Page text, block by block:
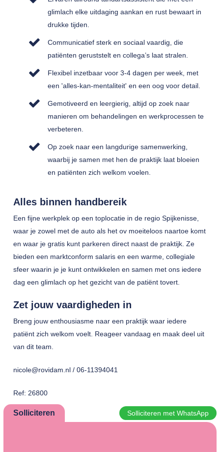
glimlach elke uitdaging aankan en rust bewaart in
drukke tijden.
Communicatief sterk en sociaal vaardig, die
patiënten geruststelt en collega’s laat stralen.
Flexibel inzetbaar voor 3-4 dagen per week, met
een 'alles-kan-mentaliteit' en een oog voor detail.
Gemotiveerd en leergierig, altijd op zoek naar
manieren om behandelingen en werkprocessen te
verbeteren.
Op zoek naar een langdurige samenwerking,
waarbij je samen met hen de praktijk laat bloeien
en patiënten zich welkom voelen.
Alles binnen handbereik
Een fijne werkplek op een toplocatie in de regio Spijkenisse,
waar je zowel met de auto als het ov moeiteloos naartoe komt
en waar je gratis kunt parkeren direct naast de praktijk. Ze
bieden een marktconform salaris en een warme, collegiale
sfeer waarin je je kunt ontwikkelen en samen met ons iedere
dag een glimlach op het gezicht van de patiënt tovert.
Zet jouw vaardigheden in
Breng jouw enthousiasme naar een praktijk waar iedere
patiënt zich welkom voelt. Reageer vandaag en maak deel uit
van dit team.
nicole@rovidam.nl / 06-11394041
Ref: 26800
Solliciteren Solliciteren met WhatsApp